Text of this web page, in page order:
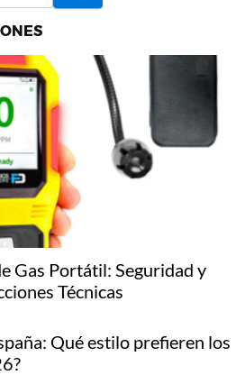
Gas Portátil: Seguridad y
Técnicas
Qué estilo prefieren los